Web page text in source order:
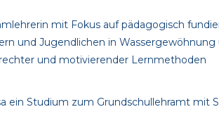
mit Fokus auf pädagogisch
und Jugendlichen in
und motivierender Lernmethoden
ein Studium zum Grundschullehramt